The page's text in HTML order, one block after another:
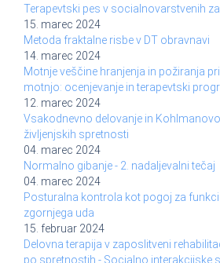
Terapevtski pes v socialnovarstvenih
15. marec 2024
Metoda fraktalne risbe v DT obravnavi
14. marec 2024
Motnje veščine hranjenja in požiranja
motnjo: ocenjevanje in terapevtski
12. marec 2024
Vsakodnevno delovanje in
življenjskih spretnosti
04. marec 2024
Normalno gibanje - 2. nadaljevalni tečaj
04. marec 2024
Posturalna kontrola kot pogoj za
zgornjega uda
15. februar 2024
Delovna terapija v zaposlitveni
po spretnostih - Socialno interakcijske